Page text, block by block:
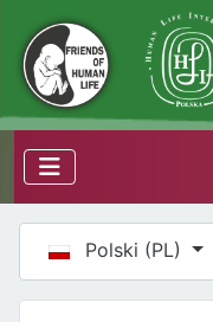
Wybierz swój język
Polski (PL)